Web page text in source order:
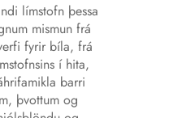
límstofn þessa
mismun frá
fyrir bíla, frá
í hita,
barri
þvottum og